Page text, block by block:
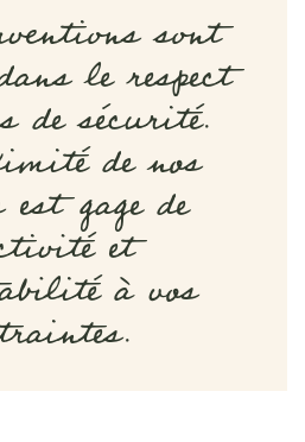
sont
le respect
de sécurité.
de nos
est gage de
et
à vos